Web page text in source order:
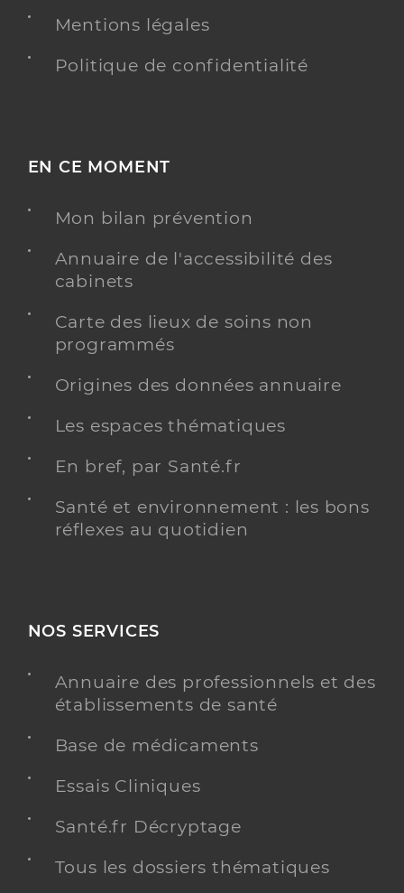
Mentions légales
Politique de confidentialité
EN CE MOMENT
Mon bilan prévention
Annuaire de l'accessibilité des
cabinets
Carte des lieux de soins non
programmés
Origines des données annuaire
Les espaces thématiques
En bref, par Santé.fr
Santé et environnement : les bons
réflexes au quotidien
NOS SERVICES
Annuaire des professionnels et des
établissements de santé
Base de médicaments
Essais Cliniques
Santé.fr Décryptage
Tous les dossiers thématiques